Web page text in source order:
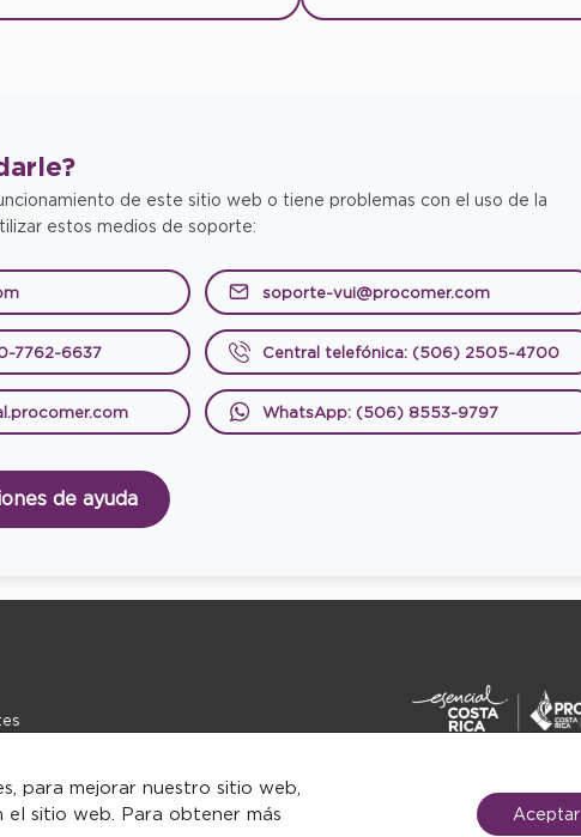
de este sitio web o tiene problemas con el uso de la
estos medios de soporte:
soporte-vui@procomer.com
7762-6637 Central telefónica: (506) 2505-4700
WhatsApp: (506) 8553-9797
de ayuda
para mejorar nuestro sitio web,
sitio web. Para obtener más
Aceptar